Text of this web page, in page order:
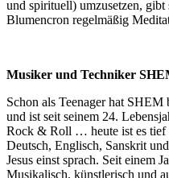
und spirituell) umzusetzen,
Blumencron regelmäßig
Musiker und Techniker
Schon als Teenager hat SHEM
und ist seit seinem 24.
Rock & Roll … heute ist es tief
Deutsch, Englisch, Sanskrit
Jesus einst sprach. Seit einem
Musikalisch, künstlerisch und